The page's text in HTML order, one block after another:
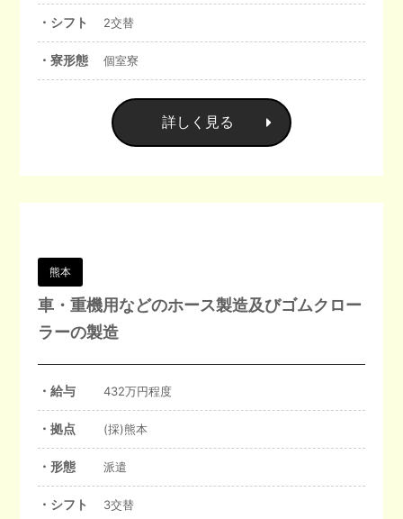
・シフト 2交替
・寮形態 個室寮
詳しく見る
熊本
車・重機用などのホース製造及びゴムクロー
ラーの製造
・給与 432万円程度
・拠点 (採)熊本
・形態 派遣
・シフト 3交替